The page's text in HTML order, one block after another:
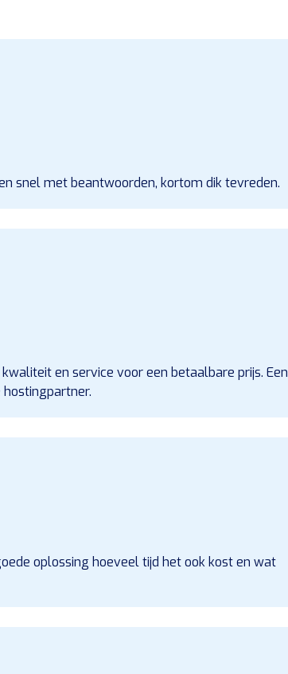
snel met beantwoorden, kortom dik tevreden.
en service voor een betaalbare prijs. Een
oplossing hoeveel tijd het ook kost en wat